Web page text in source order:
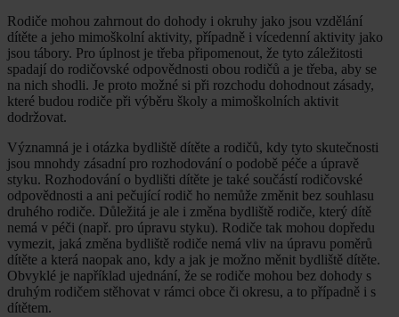
Rodiče mohou zahrnout do dohody i okruhy jako jsou vzdělání
dítěte a jeho mimoškolní aktivity, případně i vícedenní aktivity jako
jsou tábory. Pro úplnost je třeba připomenout, že tyto záležitosti
spadají do rodičovské odpovědnosti obou rodičů a je třeba, aby se
na nich shodli. Je proto možné si při rozchodu dohodnout zásady,
které budou rodiče při výběru školy a mimoškolních aktivit
dodržovat.
Významná je i otázka bydliště dítěte a rodičů, kdy tyto skutečnosti
jsou mnohdy zásadní pro rozhodování o podobě péče a úpravě
styku. Rozhodování o bydlišti dítěte je také součástí rodičovské
odpovědnosti a ani pečující rodič ho nemůže změnit bez souhlasu
druhého rodiče. Důležitá je ale i změna bydliště rodiče, který dítě
nemá v péči (např. pro úpravu styku). Rodiče tak mohou dopředu
vymezit, jaká změna bydliště rodiče nemá vliv na úpravu poměrů
dítěte a která naopak ano, kdy a jak je možno měnit bydliště dítěte.
Obvyklé je například ujednání, že se rodiče mohou bez dohody s
druhým rodičem stěhovat v rámci obce či okresu, a to případně i s
dítětem.